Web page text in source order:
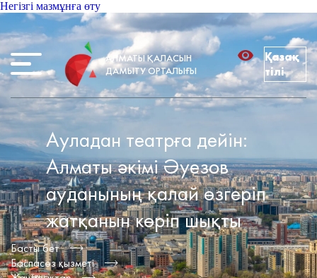
Негізгі мазмұнға өту
АЛМАТЫ ҚАЛАСЫН
ДАМЫТУ ОРТАЛЫҒЫ
Қазақ
тілі
Ауладан театрға дейін:
Алматы әкімі Әуезов
ауданының қалай өзгеріп
жатқанын көріп шықты
Басты бет
Баспасөз қызметі